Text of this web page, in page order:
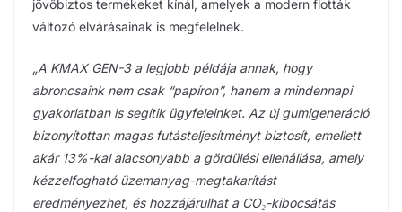
jövőbiztos termékeket kínál, amelyek a modern flották
változó elvárásainak is megfelelnek.
„A KMAX GEN-3 a legjobb példája annak, hogy
abroncsaink nem csak “papíron”, hanem a mindennapi
gyakorlatban is segítik ügyfeleinket. Az új gumigeneráció
bizonyítottan magas futásteljesítményt biztosít, emellett
akár 13%-kal alacsonyabb a gördülési ellenállása, amely
kézzelfogható üzemanyag-megtakarítást
eredményezhet, és hozzájárulhat a CO₂-kibocsátás